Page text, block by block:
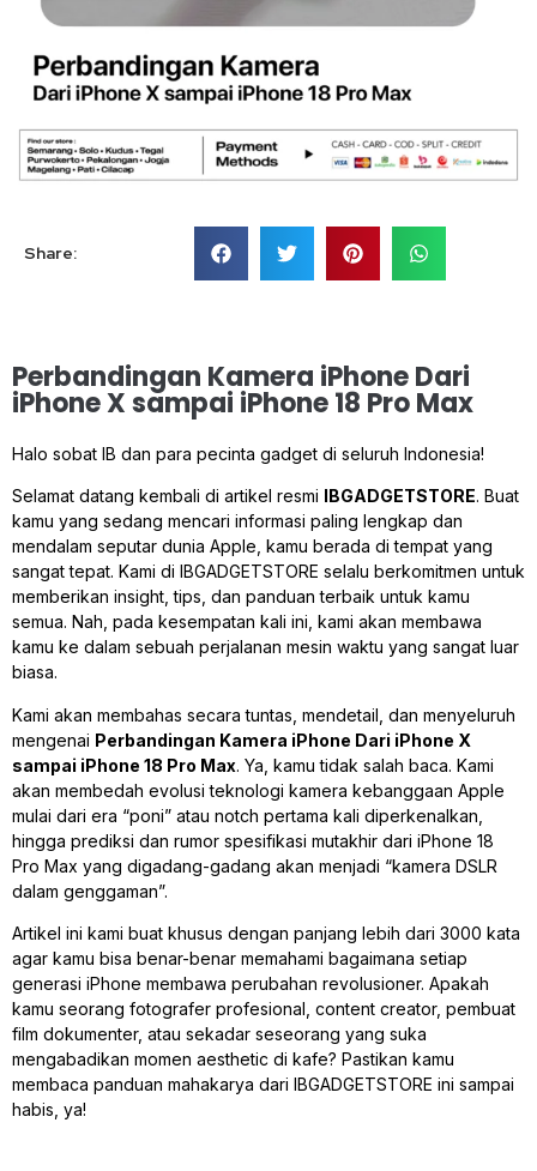
Share:
Perbandingan Kamera iPhone Dari
iPhone X sampai iPhone 18 Pro Max
Halo sobat IB dan para pecinta gadget di seluruh Indonesia!
Selamat datang kembali di artikel resmi IBGADGETSTORE. Buat
kamu yang sedang mencari informasi paling lengkap dan
mendalam seputar dunia Apple, kamu berada di tempat yang
sangat tepat. Kami di IBGADGETSTORE selalu berkomitmen untuk
memberikan insight , tips, dan panduan terbaik untuk kamu
semua. Nah, pada kesempatan kali ini, kami akan membawa
kamu ke dalam sebuah perjalanan mesin waktu yang sangat luar
biasa.
Kami akan membahas secara tuntas, mendetail, dan menyeluruh
mengenai Perbandingan Kamera iPhone Dari iPhone X
sampai iPhone 18 Pro Max. Ya, kamu tidak salah baca. Kami
akan membedah evolusi teknologi kamera kebanggaan Apple
mulai dari era “poni” atau notch pertama kali diperkenalkan,
hingga prediksi dan rumor spesifikasi mutakhir dari iPhone 18
Pro Max yang digadang-gadang akan menjadi “kamera DSLR
dalam genggaman”.
Artikel ini kami buat khusus dengan panjang lebih dari 3000 kata
agar kamu bisa benar-benar memahami bagaimana setiap
generasi iPhone membawa perubahan revolusioner. Apakah
kamu seorang fotografer profesional, content creator, pembuat
film dokumenter, atau sekadar seseorang yang suka
mengabadikan momen aesthetic di kafe? Pastikan kamu
membaca panduan mahakarya dari IBGADGETSTORE ini sampai
habis, ya!